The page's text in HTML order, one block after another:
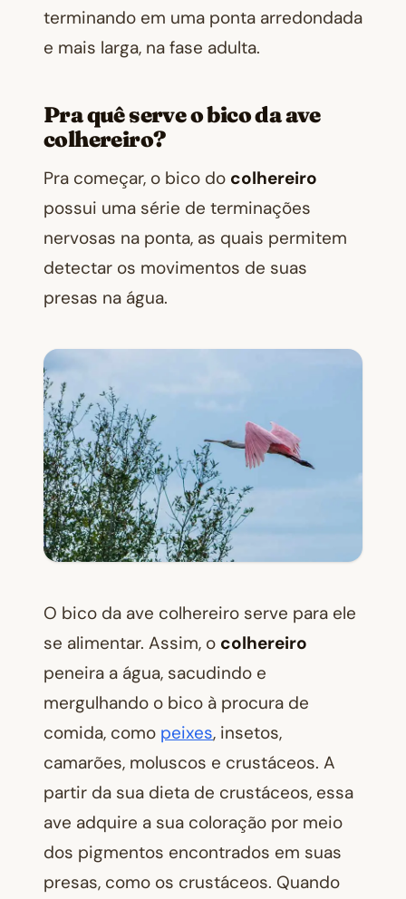
terminando em uma ponta arredondada
e mais larga, na fase adulta.
Pra quê serve o bico da ave
colhereiro?
Pra começar, o bico do colhereiro
possui uma série de terminações
nervosas na ponta, as quais permitem
detectar os movimentos de suas
presas na água.
O bico da ave colhereiro serve para ele
se alimentar. Assim, o colhereiro
peneira a água, sacudindo e
mergulhando o bico à procura de
comida, como peixes, insetos,
camarões, moluscos e crustáceos. A
partir da sua dieta de crustáceos, essa
ave adquire a sua coloração por meio
dos pigmentos encontrados em suas
presas, como os crustáceos. Quando